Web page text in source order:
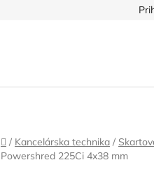
Domov
/ Kancelárska technika /
Powershred 225Ci 4x38 mm